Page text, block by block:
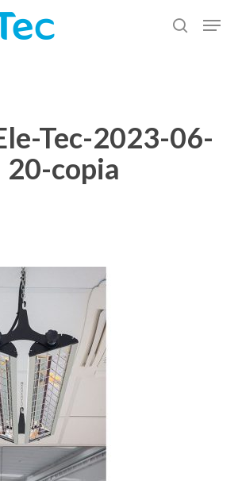
cerca
Menu
Tec-2023-06-
20-copia